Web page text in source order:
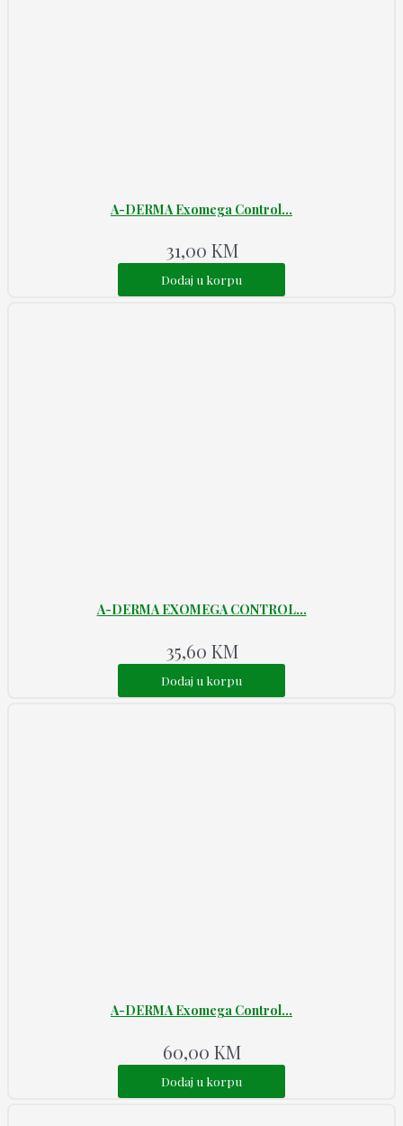
A-DERMA Exomega Control...
31,00 KM
Dodaj u korpu
A-DERMA EXOMEGA CONTROL...
35,60 KM
Dodaj u korpu
A-DERMA Exomega Control...
60,00 KM
Dodaj u korpu